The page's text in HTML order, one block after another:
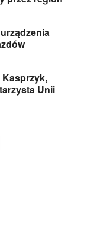
Kasprzyk,
Unii